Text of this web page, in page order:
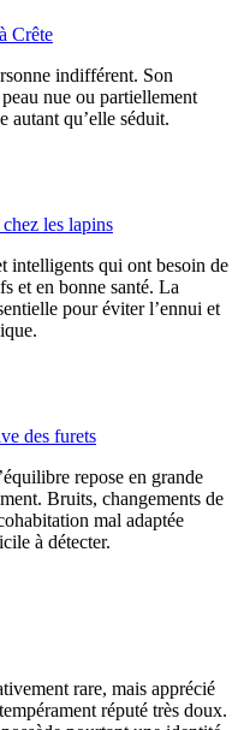
Crête
indifférent. Son
nue ou partiellement
autant qu’elle séduit.
les lapins
intelligents qui ont besoin de
et en bonne santé. La
pour éviter l’ennui et
des furets
repose en grande
Bruits, changements de
mal adaptée
à détecter.
rare, mais apprécié
réputé très doux.